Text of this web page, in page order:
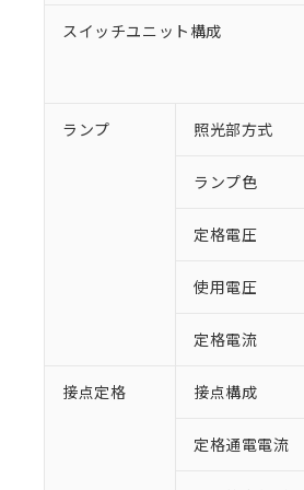
スイッチユニット構成
ランプ 照光部方式
ランプ色
定格電圧
使用電圧
定格電流
接点定格 接点構成
定格通電電流